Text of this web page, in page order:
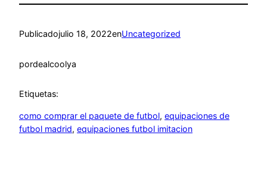
Publicadojulio 18, 2022enUncategorized
pordealcoolya
Etiquetas:
como comprar el paquete de futbol, equipaciones de
futbol madrid, equipaciones futbol imitacion